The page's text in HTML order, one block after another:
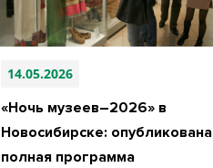
14.05.2026
«Ночь музеев–2026» в
Новосибирске: опубликована
полная программа